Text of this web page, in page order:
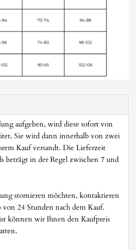
aufgeben, wird diese sofort von
Sie wird dann innerhalb von zwei
Kauf versandt. Die Lieferzeit
beträgt in der Regel zwischen 7 und
stornieren möchten, kontaktieren
24 Stunden nach dem Kauf.
können wir Ihnen den Kaufpreis